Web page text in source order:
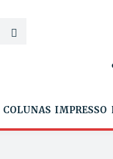
COLUNAS IMPRESSO